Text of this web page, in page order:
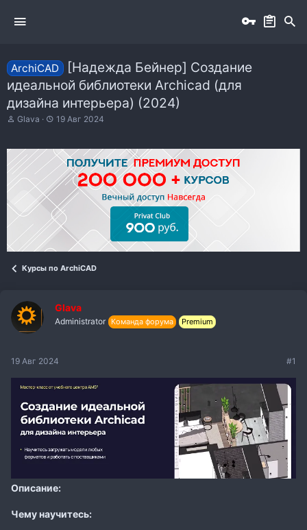
ArchiCAD
[Надежда Бейнер] Создание
идеальной библиотеки Archicad (для
дизайна интерьера) (2024)
А
о
р
т
е
Glava
Д
а
ч
л
а
19 Авг 2024
Курсы по ArchiCAD
Glava
Administrator Команда форума Premium
19 Авг 2024 #1
Описание:
Чему научитесь: